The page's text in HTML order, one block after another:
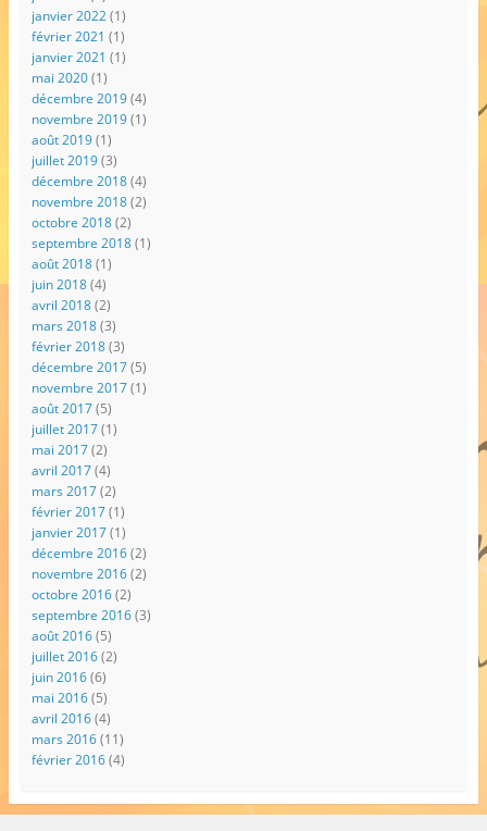
janvier 2022(1)
février 2021 (1)
janvier 2021 (1)
mai 2020(1)
décembre 2019(4)
novembre 2019(1)
août 2019(1)
juillet 2019(3)
décembre 2018(4)
novembre 2018(2)
octobre 2018(2)
septembre 2018(1)
août 2018(1)
juin 2018(4)
avril 2018(2)
mars 2018(3)
février 2018(3)
décembre 2017(5)
novembre 2017(1)
août 2017(5)
juillet 2017(1)
mai 2017(2)
avril 2017(4)
mars 2017(2)
février 2017(1)
janvier 2017(1)
décembre 2016(2)
novembre 2016(2)
octobre 2016(2)
septembre 2016(3)
août 2016(5)
juillet 2016(2)
juin 2016(6)
mai 2016(5)
avril 2016(4)
mars 2016(11)
février 2016(4)